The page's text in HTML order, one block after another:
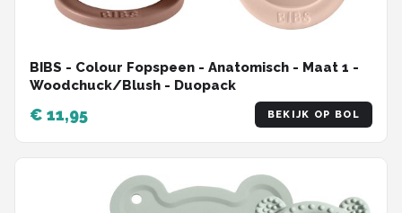
BIBS - Colour Fopspeen - Anatomisch - Maat 1 -
Woodchuck/Blush - Duopack
€ 11,95 BEKIJK OP BOL